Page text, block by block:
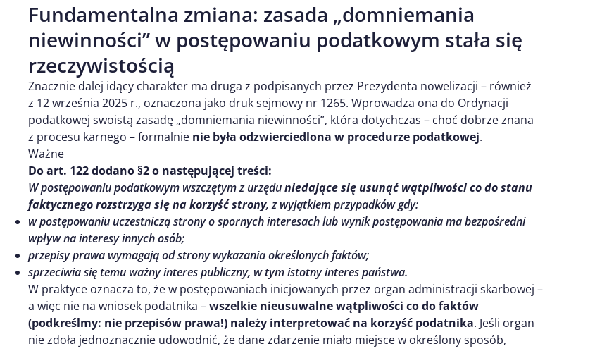
Fundamentalna zmiana: zasada „domniemania
niewinności” w postępowaniu podatkowym stała się
rzeczywistością
Znacznie dalej idący charakter ma druga z podpisanych przez Prezydenta nowelizacji – również
z 12 września 2025 r., oznaczona jako druk sejmowy nr 1265. Wprowadza ona do Ordynacji
podatkowej swoistą zasadę „domniemania niewinności”, która dotychczas – choć dobrze znana
z procesu karnego – formalnie nie była odzwierciedlona w procedurze podatkowej.
Ważne
Do art. 122 dodano §2 o następującej treści:
W postępowaniu podatkowym wszczętym z urzęduniedające się usunąć wątpliwości co do stanu
faktycznego rozstrzyga się na korzyść strony, z wyjątkiem przypadków gdy:
w postępowaniu uczestniczą strony o spornych interesach lub wynik postępowania ma bezpośredni
wpływ na interesy innych osób;
przepisy prawa wymagają od strony wykazania określonych faktów;
sprzeciwia się temu ważny interes publiczny, w tym istotny interes państwa.
W praktyce oznacza to, że w postępowaniach inicjowanych przez organ administracji skarbowej –
a więc nie na wniosek podatnika –wszelkie nieusuwalne wątpliwości co do faktów
(podkreślmy: nie przepisów prawa!) należy interpretować na korzyść podatnika. Jeśli organ
nie zdoła jednoznacznie udowodnić, że dane zdarzenie miało miejsce w określony sposób,